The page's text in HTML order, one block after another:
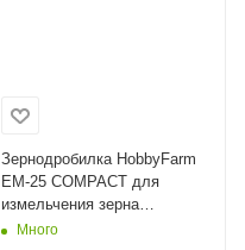
Зернодробилка HobbyFarm
EM-25 COMPACT для
измельчения зерна
электрическая с функцией
Много